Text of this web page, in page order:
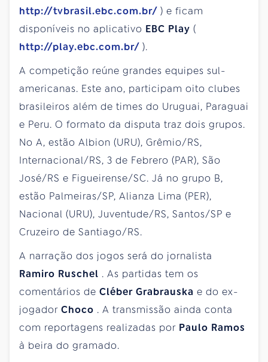
http://tvbrasil.ebc.com.br/ ) e ficam
disponíveis no aplicativo EBC Play (
http://play.ebc.com.br/ ).
A competição reúne grandes equipes sul-
americanas. Este ano, participam oito clubes
brasileiros além de times do Uruguai, Paraguai
e Peru. O formato da disputa traz dois grupos.
No A, estão Albion (URU), Grêmio/RS,
Internacional/RS, 3 de Febrero (PAR), São
José/RS e Figueirense/SC. Já no grupo B,
estão Palmeiras/SP, Alianza Lima (PER),
Nacional (URU), Juventude/RS, Santos/SP e
Cruzeiro de Santiago/RS.
A narração dos jogos será do jornalista
Ramiro Ruschel . As partidas tem os
comentários de Cléber Grabrauska e do ex-
jogador Choco . A transmissão ainda conta
com reportagens realizadas por Paulo Ramos
à beira do gramado.